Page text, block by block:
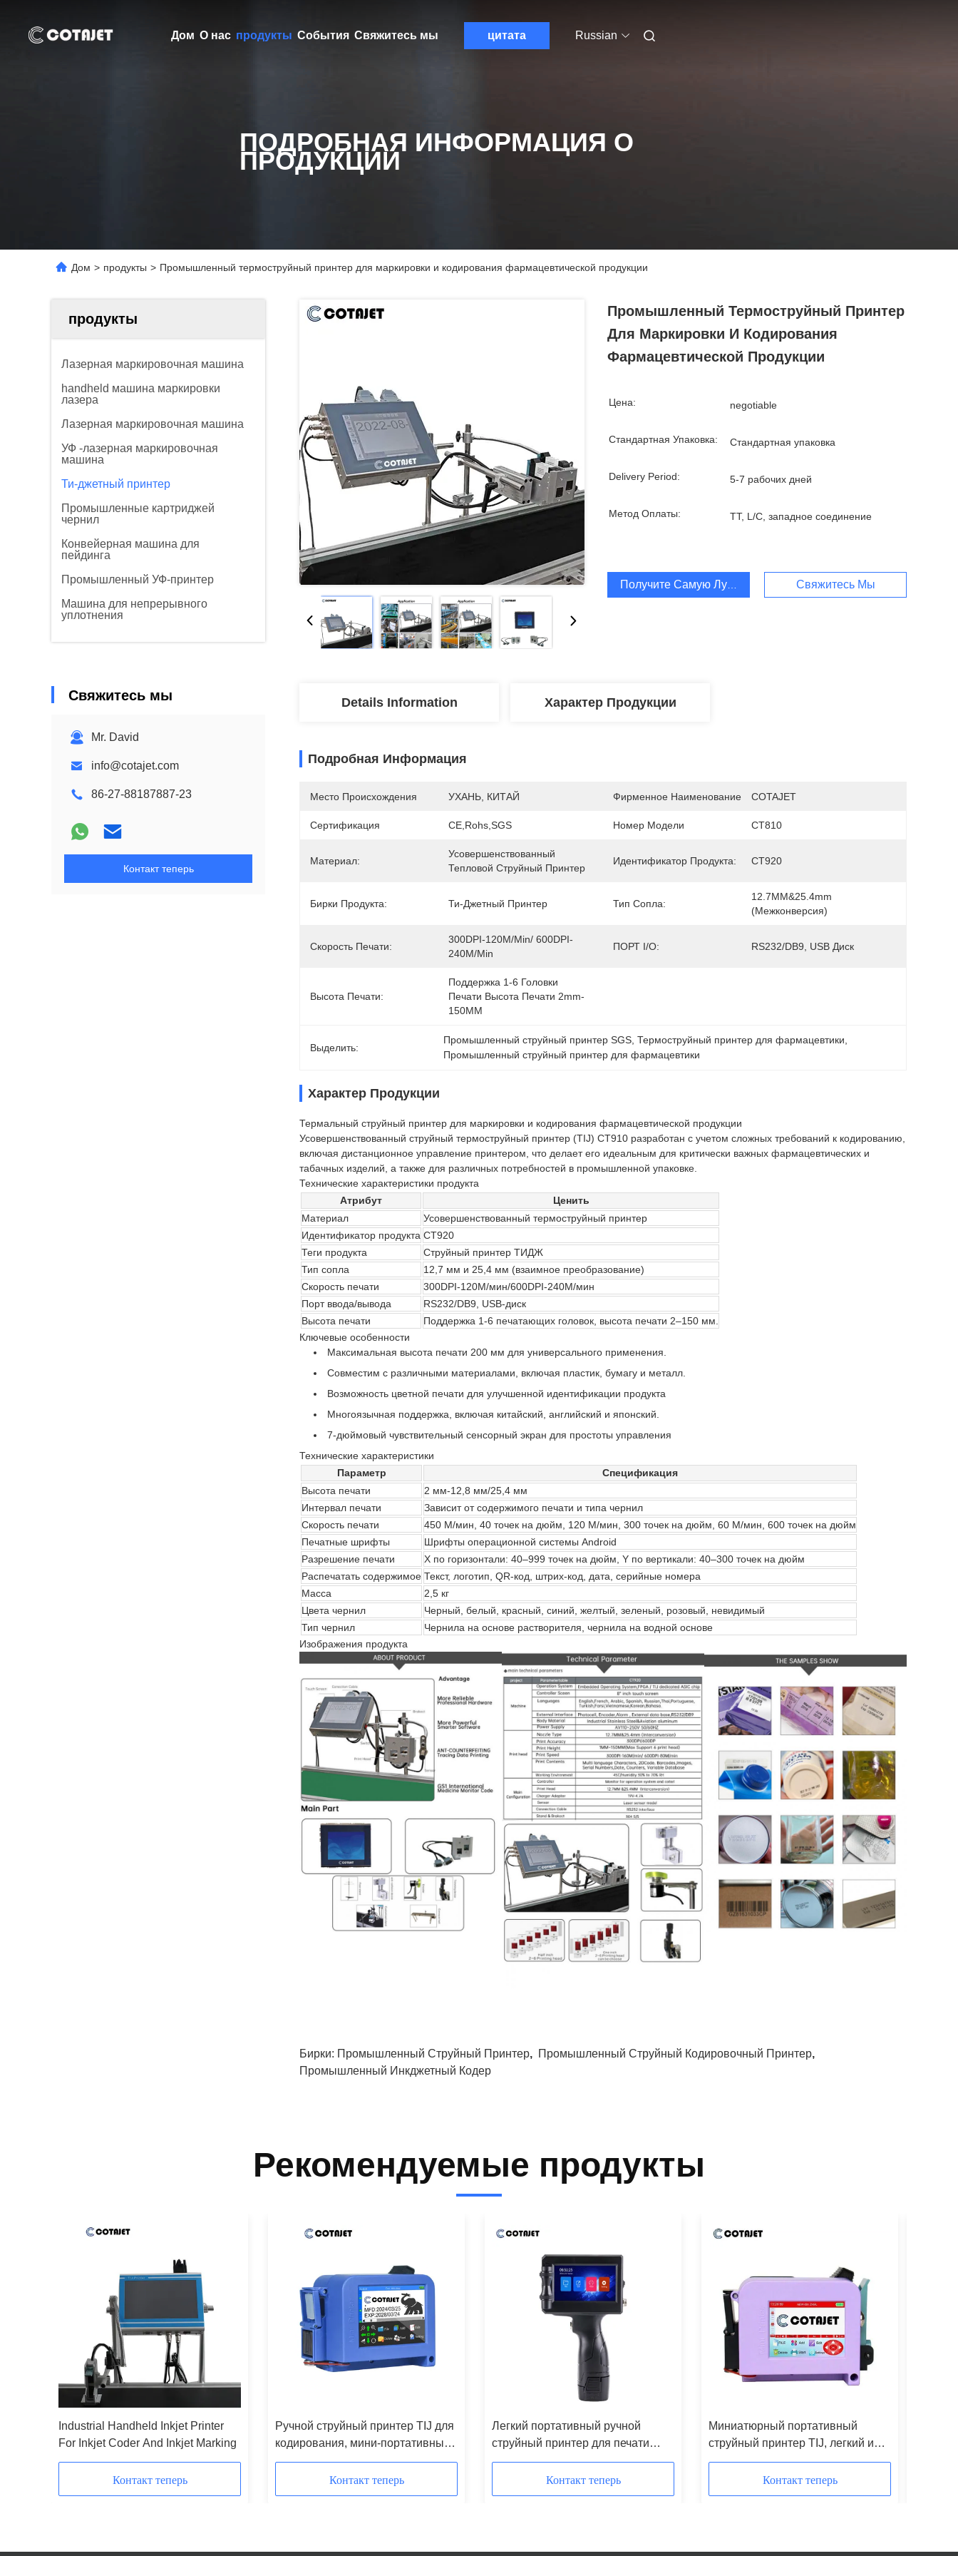
Дом О нас продукты События Свяжитесь мы цитата Russian
ПОДРОБНАЯ ИНФОРМАЦИЯ О
ПРОДУКЦИИ
Дом > продукты > Промышленный термоструйный принтер для маркировки и кодирования фармацевтической продукции
продукты
Лазерная маркировочная машина
handheld машина маркировки
лазера
Лазерная маркировочная машина
УФ -лазерная маркировочная
машина
Ти-джетный принтер
Промышленные картриджей
чернил
Конвейерная машина для
пейдинга
Промышленный УФ-принтер
Машина для непрерывного
уплотнения
Свяжитесь мы
Mr. David
info@cotajet.com
86-27-88187887-23
Контакт теперь
Промышленный Термоструйный Принтер
Для Маркировки И Кодирования
Фармацевтической Продукции
Цена: negotiable
Стандартная Упаковка: Стандартная упаковка
Delivery Period: 5-7 рабочих дней
Метод Оплаты: TT, L/C, западное соединение
Получите Самую Лучшую Цену Свяжитесь Мы
Details Information Характер Продукции
Подробная Информация
Место Происхождения УХАНЬ, КИТАЙ Фирменное Наименование COTAJET
Сертификация CE,Rohs,SGS Номер Модели СТ810
Материал:
Усовершенствованный
Тепловой Струйный Принтер
Идентификатор Продукта: СТ920
Бирки Продукта: Ти-Джетный Принтер Тип Сопла:
12.7MM&25.4mm
(межконверсия)
Скорость Печати:
300DPI-120M/min/ 600DPI-
240M/min
ПОРТ I/O: RS232/DB9, USB Диск
Высота Печати:
Поддержка 1-6 Головки
Печати Высота Печати 2mm-
150MM
Выделить:
Промышленный струйный принтер SGS , Термоструйный принтер для фармацевтики
Промышленный струйный принтер для фармацевтики
Характер Продукции
Термальный струйный принтер для маркировки и кодирования фармацевтической продукции
Усовершенствованный струйный термоструйный принтер (TIJ) CT910 разработан с учетом сложных требований к кодированию,
включая дистанционное управление принтером, что делает его идеальным для критически важных фармацевтических и
табачных изделий, а также для различных потребностей в промышленной упаковке.
Технические характеристики продукта
Атрибут
Ценить
Материал
Усовершенствованный термоструйный принтер
Идентификатор продукта CT920
Теги продукта
Струйный принтер ТИДЖ
Тип сопла
12,7 мм и 25,4 мм (взаимное преобразование)
Скорость печати
300DPI-120M/мин/600DPI-240M/мин
Порт ввода/вывода
RS232/DB9, USB-диск
Высота печати
Поддержка 1-6 печатающих головок, высота печати 2–150 мм.
Ключевые особенности
Максимальная высота печати 200 мм для универсального применения.
Совместим с различными материалами, включая пластик, бумагу и металл.
Возможность цветной печати для улучшенной идентификации продукта
Многоязычная поддержка, включая китайский, английский и японский.
7-дюймовый чувствительный сенсорный экран для простоты управления
Технические характеристики
Параметр
Спецификация
Высота печати
2 мм-12,8 мм/25,4 мм
Интервал печати
Зависит от содержимого печати и типа чернил
Скорость печати
450 М/мин, 40 точек на дюйм, 120 М/мин, 300 точек на дюйм, 60 М/мин, 600 точек на дюйм
Печатные шрифты
Шрифты операционной системы Android
Разрешение печати
X по горизонтали: 40–999 точек на дюйм, Y по вертикали: 40–300 точек на дюйм
Распечатать содержимое Текст, логотип, QR-код, штрих-код, дата, серийные номера
Масса
2,5 кг
Цвета чернил
Черный, белый, красный, синий, желтый, зеленый, розовый, невидимый
Тип чернил
Чернила на основе растворителя, чернила на водной основе
Изображения продукта
Бирки: Промышленный Струйный Принтер, Промышленный Струйный Кодировочный Принтер,
Промышленный Инкджетный Кодер
Рекомендуемые продукты
Industrial Handheld Inkjet Printer
For Inkjet Coder And Inkjet Marking
Контакт теперь
Ручной струйный принтер TIJ для
кодирования, мини-портативный
струйный принтер
Контакт теперь
Легкий портативный ручной
струйный принтер для печати
штрихкодов
Контакт теперь
Миниатюрный портативный
струйный принтер TIJ, легкий и
компактный
Контакт теперь